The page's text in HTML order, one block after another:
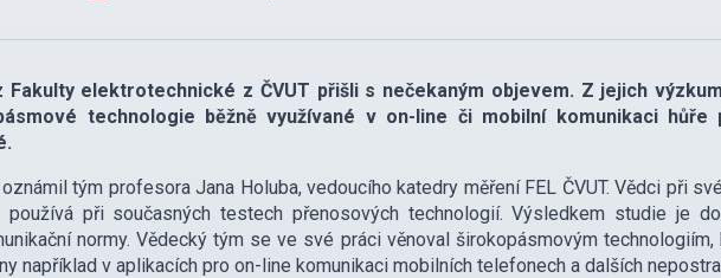
Fakulty elektrotechnické z ČVUT přišli s nečekaným objevem. Z jejich
technologie běžně využívané v on-line či mobilní komunikaci
tým profesora Jana Holuba, vedoucího katedry měření FEL ČVUT. Vědci při
při současných testech přenosových technologií. Výsledkem studie je
normy. Vědecký tým se ve své práci věnoval širokopásmovým
například v aplikacích pro on-line komunikaci mobilních telefonech a dalších